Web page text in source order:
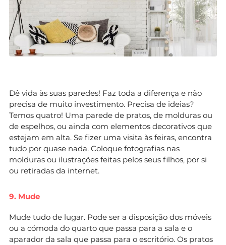
Dê vida às suas paredes! Faz toda a diferença e não
precisa de muito investimento. Precisa de ideias?
Temos quatro! Uma parede de pratos, de molduras ou
de espelhos, ou ainda com elementos decorativos que
estejam em alta. Se fizer uma visita às feiras, encontra
tudo por quase nada. Coloque fotografias nas
molduras ou ilustrações feitas pelos seus filhos, por si
ou retiradas da internet.
9. Mude
Mude tudo de lugar. Pode ser a disposição dos móveis
ou a cómoda do quarto que passa para a sala e o
aparador da sala que passa para o escritório. Os pratos